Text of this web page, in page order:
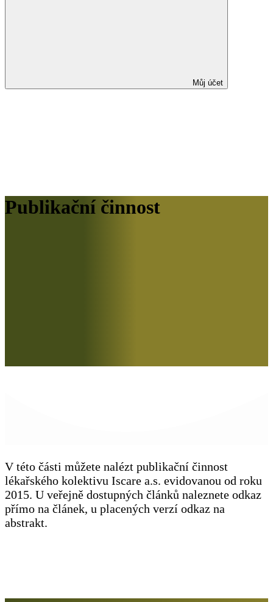
Můj účet
Publikační činnost
V této části můžete nalézt publikační činnost
lékařského kolektivu Iscare a.s. evidovanou od roku
2015. U veřejně dostupných článků naleznete odkaz
přímo na článek, u placených verzí odkaz na
abstrakt.